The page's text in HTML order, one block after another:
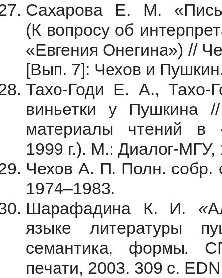
Сахарова Е. М.
(К вопросу об
«Евгения Онегина») //
[Вып. 7]: Чехов и
Тахо-Годи Е. А., Тахо-
виньетки у Пушкина
материалы чтений в
1999 г.). М.: Диалог-
Чехов А. П. Полн. собр.
1974‒1983.
Шарафадина К. И. «
языке литературы
семантика, формы.
печати, 2003. 309 с.